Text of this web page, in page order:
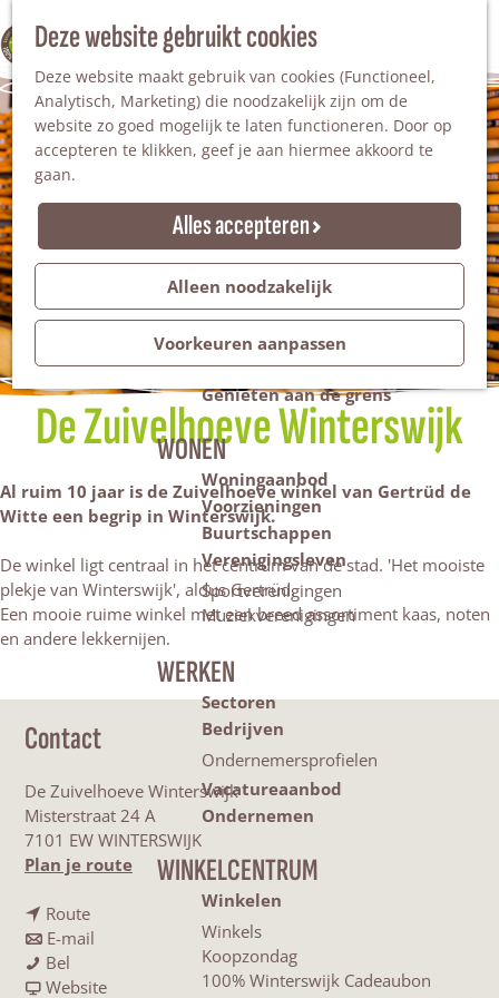
Deze website gebruikt cookies
Deze website maakt gebruik van cookies (Functioneel,
Analytisch, Marketing) die noodzakelijk zijn om de
website zo goed mogelijk te laten functioneren. Door op
accepteren te klikken, geef je aan hiermee akkoord te
gaan.
Alles accepteren
Alleen noodzakelijk
Voorkeuren aanpassen
100% WINTERSWIJK
Z
o
e
k
e
n
M
e
n
u
Natuurgebieden
Steengroeve
Tuinen en parken
Recreatieplas Het Hilgelo
Overnachten
Campings & vakantieparken
Vakantiehuizen
Groepsaccommodaties
Hotels
Evenementen
Restantendag
Volksfeest & Bloemencorso
Promotie evenementen
Genieten aan de grens
WONEN
Woningaanbod
Voorzieningen
Buurtschappen
Verenigingsleven
Sportverenigingen
Muziekverenigingen
WERKEN
Sectoren
Bedrijven
Ondernemersprofielen
Vacatureaanbod
Ondernemen
WINKELCENTRUM
Winkelen
Winkels
Koopzondag
100% Winterswijk Cadeaubon
De Zuivelhoeve Winterswijk
Al ruim 10 jaar is de Zuivelhoeve winkel van Gertrüd de
Witte een begrip in Winterswijk.
De winkel ligt centraal in het centrum van de stad. 'Het mooiste
plekje van Winterswijk', aldus Gertrüd.
Een mooie ruime winkel met een breed assortiment kaas, noten
en andere lekkernijen.
Contact
De Zuivelhoeve Winterswijk
Misterstraat 24 A
7101 EW WINTERSWIJK
Plan je routen
Routen
a
r
E-mail
a
Bel
e
Websitev